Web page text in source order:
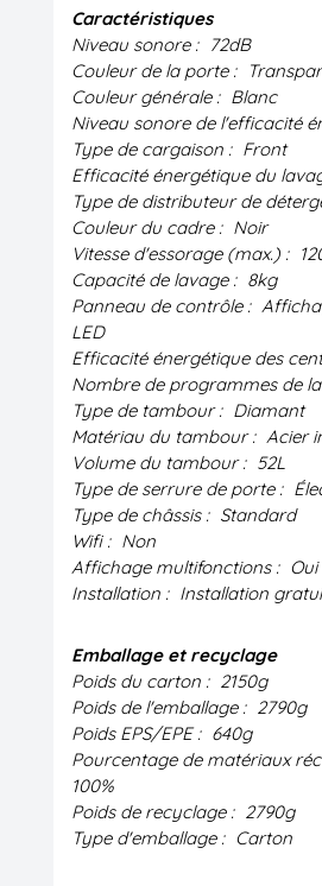
Caractéristiques
Niveau sonore : 72dB
Couleur de la porte :
Couleur générale : Blanc
Niveau sonore de l'efficacité
Type de cargaison : Front
Efficacité énergétique du
Type de distributeur de
Couleur du cadre : Noir
Vitesse d'essorage (max.) :
Capacité de lavage : 8kg
Panneau de contrôle :
LED
Efficacité énergétique des
Nombre de programmes de
Type de tambour : Diamant
Matériau du tambour : Acier
Volume du tambour : 52L
Type de serrure de porte :
Type de châssis : Standard
Wifi : Non
Affichage multifonctions : Oui
Installation : Installation
Emballage et recyclage
Poids du carton : 2150g
Poids de l'emballage : 2790g
Poids EPS/EPE : 640g
Pourcentage de matériaux
100%
Poids de recyclage : 2790g
Type d'emballage : Carton